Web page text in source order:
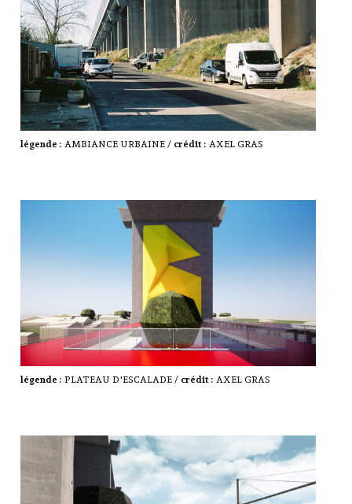
légende : AMBIANCE URBAINE / crédit : AXEL GRAS
légende : PLATEAU D'ESCALADE / crédit : AXEL GRAS